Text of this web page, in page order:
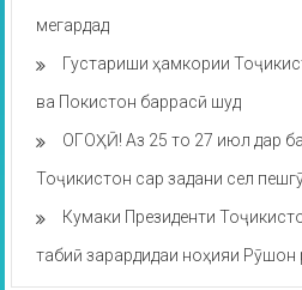
мегардад
Густариши ҳамкории
ва Покистон баррасӣ шуд
ОГОҲӢ! Аз 25 то 27 июл дар
Тоҷикистон сар задани сел
Кумаки Президенти
табиӣ зарардидаи ноҳияи Рӯшон